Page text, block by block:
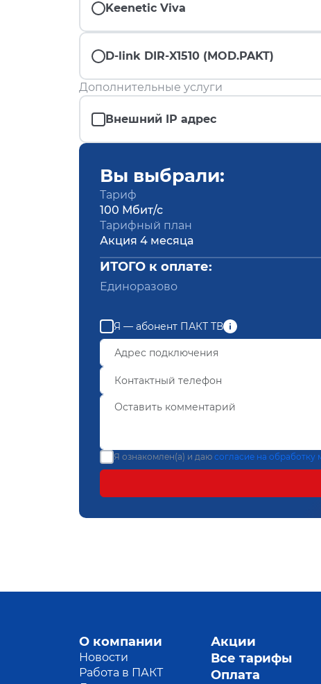
Keenetic Viva
D-link DIR-X1510 (MOD.PAKT)
Дополнительные услуги
Внешний IP адрес
Вы выбрали:
Тариф
100 Мбит/с
Тарифный план
Акция 4 месяца
ИТОГО к оплате:
Единоразово
Я — абонент ПАКТ ТВ
Я ознакомлен(а) и даю согласие на
О компании
Новости
Работа в ПАКТ
Акции
Все тарифы
Оплата